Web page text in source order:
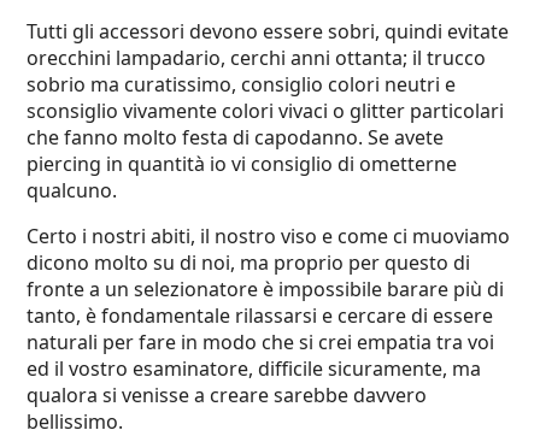
Tutti gli accessori devono essere sobri, quindi evitate
orecchini lampadario, cerchi anni ottanta; il trucco
sobrio ma curatissimo, consiglio colori neutri e
sconsiglio vivamente colori vivaci o glitter particolari
che fanno molto festa di capodanno. Se avete
piercing in quantità io vi consiglio di ometterne
qualcuno.
Certo i nostri abiti, il nostro viso e come ci muoviamo
dicono molto su di noi, ma proprio per questo di
fronte a un selezionatore è impossibile barare più di
tanto, è fondamentale rilassarsi e cercare di essere
naturali per fare in modo che si crei empatia tra voi
ed il vostro esaminatore, difficile sicuramente, ma
qualora si venisse a creare sarebbe davvero
bellissimo.